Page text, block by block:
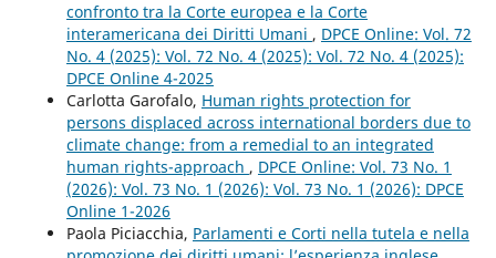
confronto tra la Corte europea e la Corte
interamericana dei Diritti Umani , DPCE Online: Vol. 72
No. 4 (2025): Vol. 72 No. 4 (2025): Vol. 72 No. 4 (2025):
DPCE Online 4-2025
Carlotta Garofalo, Human rights protection for
persons displaced across international borders due to
climate change: from a remedial to an integrated
human rights-approach , DPCE Online: Vol. 73 No. 1
(2026): Vol. 73 No. 1 (2026): Vol. 73 No. 1 (2026): DPCE
Online 1-2026
Paola Piciacchia, Parlamenti e Corti nella tutela e nella